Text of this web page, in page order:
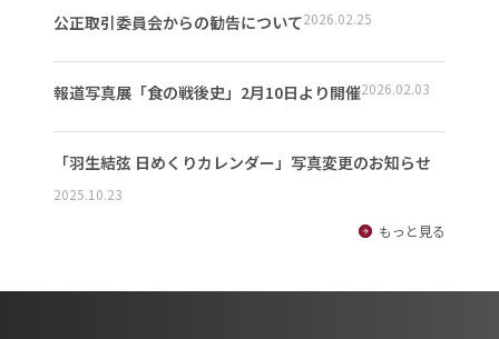
公正取引委員会からの勧告について2026.02.25
報道写真展「食の戦後史」2月10日より開催2026.02.03
「羽生結弦 日めくりカレンダー」写真変更のお知らせ
2025.10.23
もっと見る